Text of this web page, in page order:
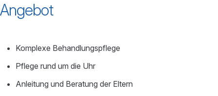
Angebot
Komplexe Behandlungspflege
Pflege rund um die Uhr
Anleitung und Beratung der Eltern